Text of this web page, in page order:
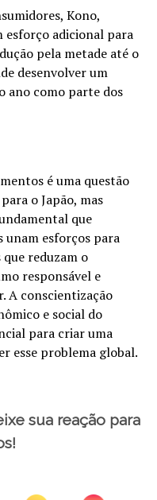
Kono,
esforço adicional para
pela metade até o
desenvolver um
ano como parte dos
é uma questão
o Japão, mas
que
unam esforços para
reduzam o
responsável e
A conscientização
e social do
para criar uma
esse problema global.
sua reação para